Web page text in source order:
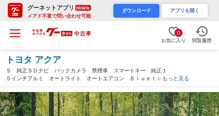
グーネットアプリ RENEW
メアド不要で問い合わせ可能
ダウンロード アプリを開く
0
お気に入り 閲覧履歴
トヨタ アクア
Ｓ 純正ＳＤナビ バックカメラ 禁煙車 スマートキー 純正１
５インチアルミ オートライト オートエアコン Ｂｌｕｅｔｏｏ
ｔｈ ＣＤ 地デジ ステアリングスイッチ アイドリングストッ
プ 電動格納ミラー（宮城県）
もっと見る